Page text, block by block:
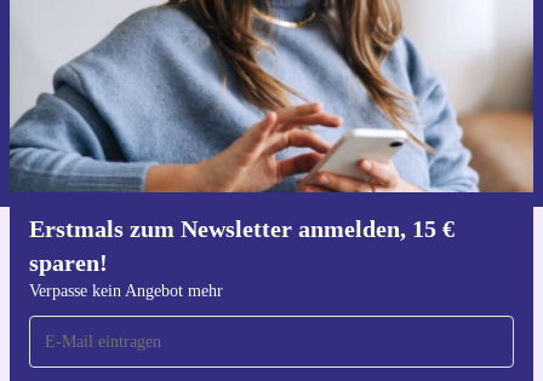
Setze jetzt auf Leistung, Komfort und einen
nachhaltigeren Alltag mit dem Dell Latitude 3520 –
refurbished!
Erstmals zum Newsletter anmelden, 15 €
sparen!
Verpasse kein Angebot mehr
Gutschein anfordern
Informationen über die Verwendung personenbezogener Daten findest
du in unsererDatenschutzerklärung.
Für iOS und Android